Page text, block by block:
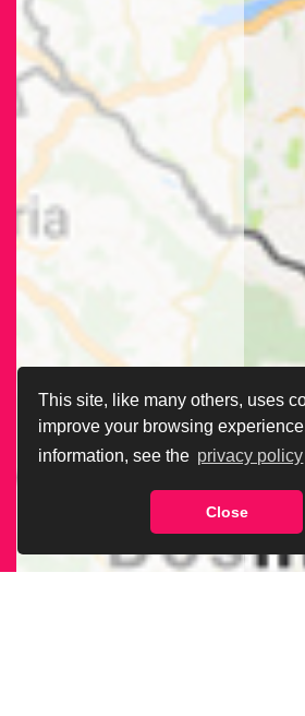
This site, like many others, uses
improve your browsing
information, see the privacy policy
Close